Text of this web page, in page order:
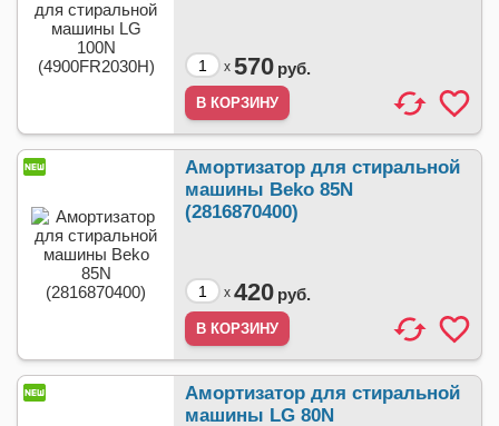
x 570 руб.
Амортизатор для стиральной
машины Beko 85N
(2816870400)
x 420 руб.
Амортизатор для стиральной
машины LG 80N